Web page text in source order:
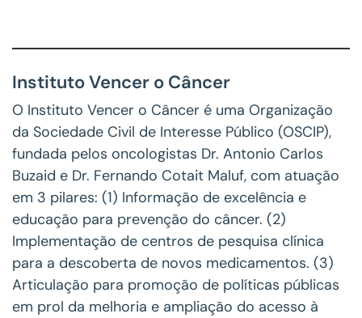
Instituto Vencer o Câncer
O Instituto Vencer o Câncer é uma Organização
da Sociedade Civil de Interesse Público (OSCIP),
fundada pelos oncologistas Dr. Antonio Carlos
Buzaid e Dr. Fernando Cotait Maluf, com atuação
em 3 pilares: (1) Informação de excelência e
educação para prevenção do câncer. (2)
Implementação de centros de pesquisa clínica
para a descoberta de novos medicamentos. (3)
Articulação para promoção de políticas públicas
em prol da melhoria e ampliação do acesso à